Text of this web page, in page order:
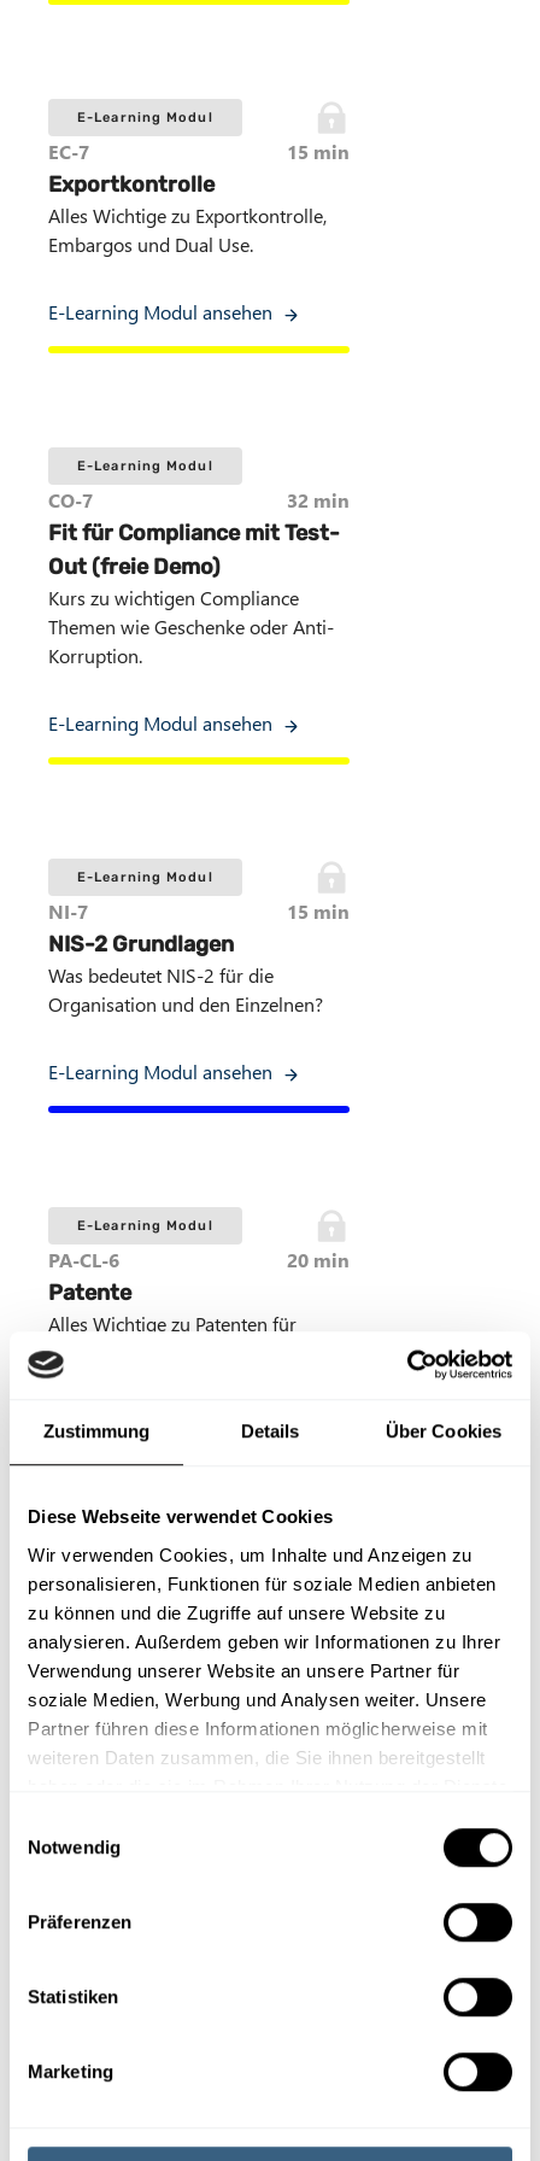
Zustimmung Details Über Cookies
Diese Webseite verwendet Cookies
Wir verwenden Cookies, um Inhalte und Anzeigen zu
personalisieren, Funktionen für soziale Medien anbieten
zu können und die Zugriffe auf unsere Website zu
analysieren. Außerdem geben wir Informationen zu Ihrer
Verwendung unserer Website an unsere Partner für
soziale Medien, Werbung und Analysen weiter. Unsere
Partner führen diese Informationen möglicherweise mit
weiteren Daten zusammen, die Sie ihnen bereitgestellt
Notwendig
Präferenzen
Statistiken
Marketing
E-Learning Modul
EC-7 15 min
Exportkontrolle
Alles Wichtige zu Exportkontrolle,
Embargos und Dual Use.
E-Learning Modul ansehen
E-Learning Modul
CO-7 32 min
Fit für Compliance mit Test-
Out (freie Demo)
Kurs zu wichtigen Compliance
Themen wie Geschenke oder Anti-
Korruption.
E-Learning Modul ansehen
E-Learning Modul
NI-7 15 min
NIS-2 Grundlagen
Was bedeutet NIS-2 für die
Organisation und den Einzelnen?
E-Learning Modul ansehen
E-Learning Modul
PA-CL-6 20 min
Patente
Alles Wichtige zu Patenten für
potenzielle Erfinder in
Unternehmen
E-Learning Modul ansehen
E-Learning Modul
OS-7 20 min
Arbeitsschutz (freie Demo)
Auszug aus der Schulung
Arbeitsschutz und
Gesundheitsschutz, mit Test und
E-Learning Modul ansehen
E-Learning Modul
Fit für Datenschutz mit
Datenschutz nach DSGVO mit